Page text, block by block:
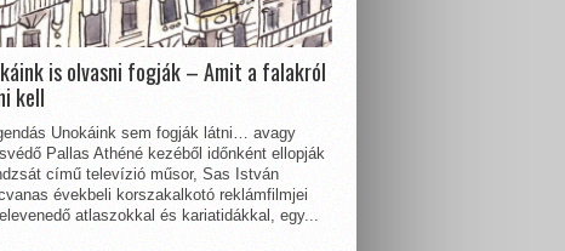
is olvasni fogják – Amit a falakról
kell
Unokáink sem fogják látni… avagy
Pallas Athéné kezéből időnként ellopják
című televízió műsor, Sas István
évekbeli korszakalkotó reklámfilmjei
atlaszokkal és kariatidákkal, egy...